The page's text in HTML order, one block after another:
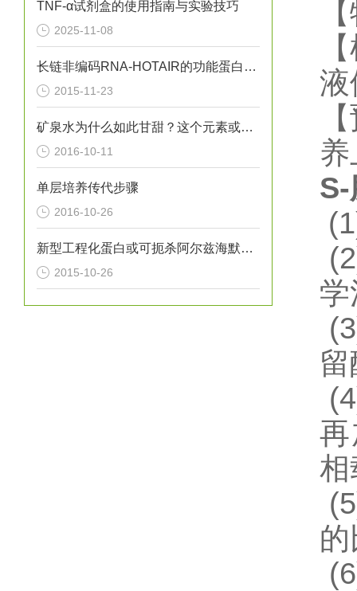
TNF-α试剂盒的使用指南与实验技巧
2025-11-08
长链非编码RNA-HOTAIR的功能蛋白质组学的研究
2015-11-23
矿泉水为什么如此甘甜？这个元素或许给出了答案
2016-10-11
单层培养传代步骤
2016-10-26
新型工程化蛋白或可扼杀阿尔兹海默氏症
2015-10-26
液
S-
相